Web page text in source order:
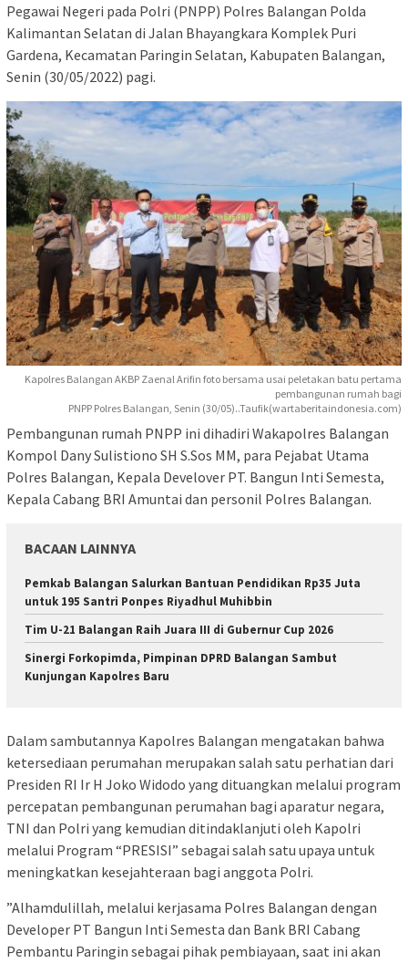
Pegawai Negeri pada Polri (PNPP) Polres Balangan Polda
Kalimantan Selatan di Jalan Bhayangkara Komplek Puri
Gardena, Kecamatan Paringin Selatan, Kabupaten Balangan,
Senin (30/05/2022) pagi.
Kapolres Balangan AKBP Zaenal Arifin foto bersama usai peletakan batu pertama
pembangunan rumah bagi
PNPP Polres Balangan, Senin (30/05)..Taufik(wartaberitaindonesia.com)
Pembangunan rumah PNPP ini dihadiri Wakapolres Balangan
Kompol Dany Sulistiono SH S.Sos MM, para Pejabat Utama
Polres Balangan, Kepala Develover PT. Bangun Inti Semesta,
Kepala Cabang BRI Amuntai dan personil Polres Balangan.
BACAAN LAINNYA
Pemkab Balangan Salurkan Bantuan Pendidikan Rp35 Juta
untuk 195 Santri Ponpes Riyadhul Muhibbin
Tim U-21 Balangan Raih Juara III di Gubernur Cup 2026
Sinergi Forkopimda, Pimpinan DPRD Balangan Sambut
Kunjungan Kapolres Baru
Dalam sambutannya Kapolres Balangan mengatakan bahwa
ketersediaan perumahan merupakan salah satu perhatian dari
Presiden RI Ir H Joko Widodo yang dituangkan melalui program
percepatan pembangunan perumahan bagi aparatur negara,
TNI dan Polri yang kemudian ditindaklanjuti oleh Kapolri
melalui Program “PRESISI” sebagai salah satu upaya untuk
meningkatkan kesejahteraan bagi anggota Polri.
”Alhamdulillah, melalui kerjasama Polres Balangan dengan
Developer PT Bangun Inti Semesta dan Bank BRI Cabang
Pembantu Paringin sebagai pihak pembiayaan, saat ini akan